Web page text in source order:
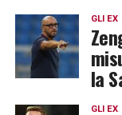
GLI EX
la
GLI EX